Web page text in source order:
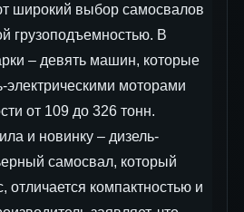
широкий выбор самосвалов
грузоподъемностью. В
– девять машин, которые
электрическими моторами
от 109 до 326 тонн.
и новинку – дизель-
самосвал, который
отличается компактностью и